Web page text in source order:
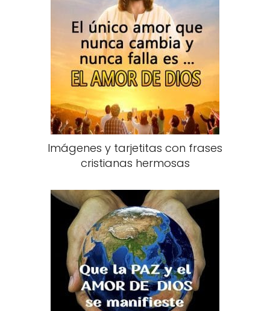
Imágenes y tarjetitas con frases
cristianas hermosas